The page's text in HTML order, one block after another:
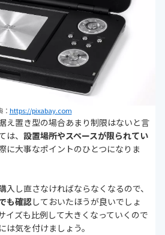
： https://pixabay.com
え置き型の場合あまり制限はないと言
、 設置場所やスペースが限られてい
に大事なポイントのひとつになりま
入し直さなければならなくなるので、
も確認しておいたほうが良いでしょ
イズも比例して大きくなっていくので
気を付けましょう。